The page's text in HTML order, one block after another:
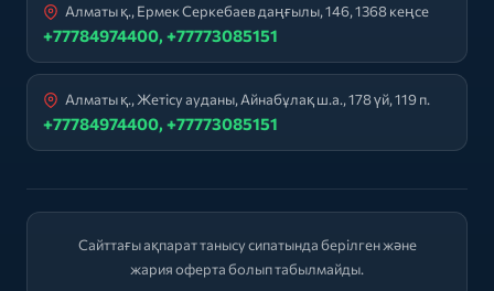
Алматы қ., Ермек Серкебаев даңғылы, 146, 1368 кеңсе
+77784974400, +77773085151
Алматы қ., Жетісу ауданы, Айнабұлақ ш.а., 178 үй, 119 п.
+77784974400, +77773085151
Сайттағы ақпарат танысу сипатында берілген және
жария оферта болып табылмайды.